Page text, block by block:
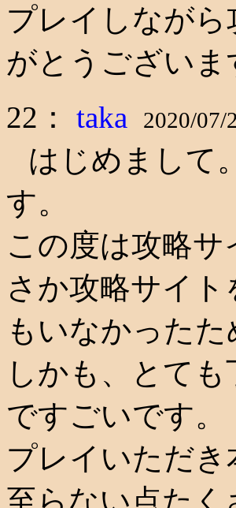
プレイしなが
がとうございま
22： taka 2020/07/
はじめまして
す。
この度は攻略
さか攻略サイ
もいなかった
しかも、とて
ですごいです。
プレイいただ
至らない点た